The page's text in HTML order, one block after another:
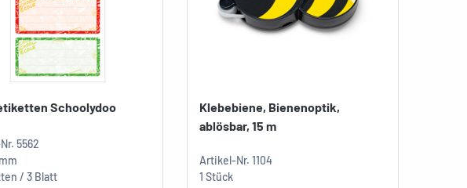
Schoolydoo
5562
/ 3 Blatt
Klebebiene, Bienenoptik,
ablösbar, 15 m
Artikel-Nr. 1104
1 Stück